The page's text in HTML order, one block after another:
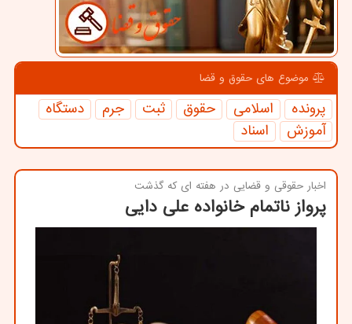
موضوع های حقوق و قضا
پرونده اسلامی حقوق ثبت جرم
دستگاه
آموزش
اسناد
اخبار حقوقی و قضایی در هفته ای كه گذشت
پرواز ناتمام خانواده علی دایی